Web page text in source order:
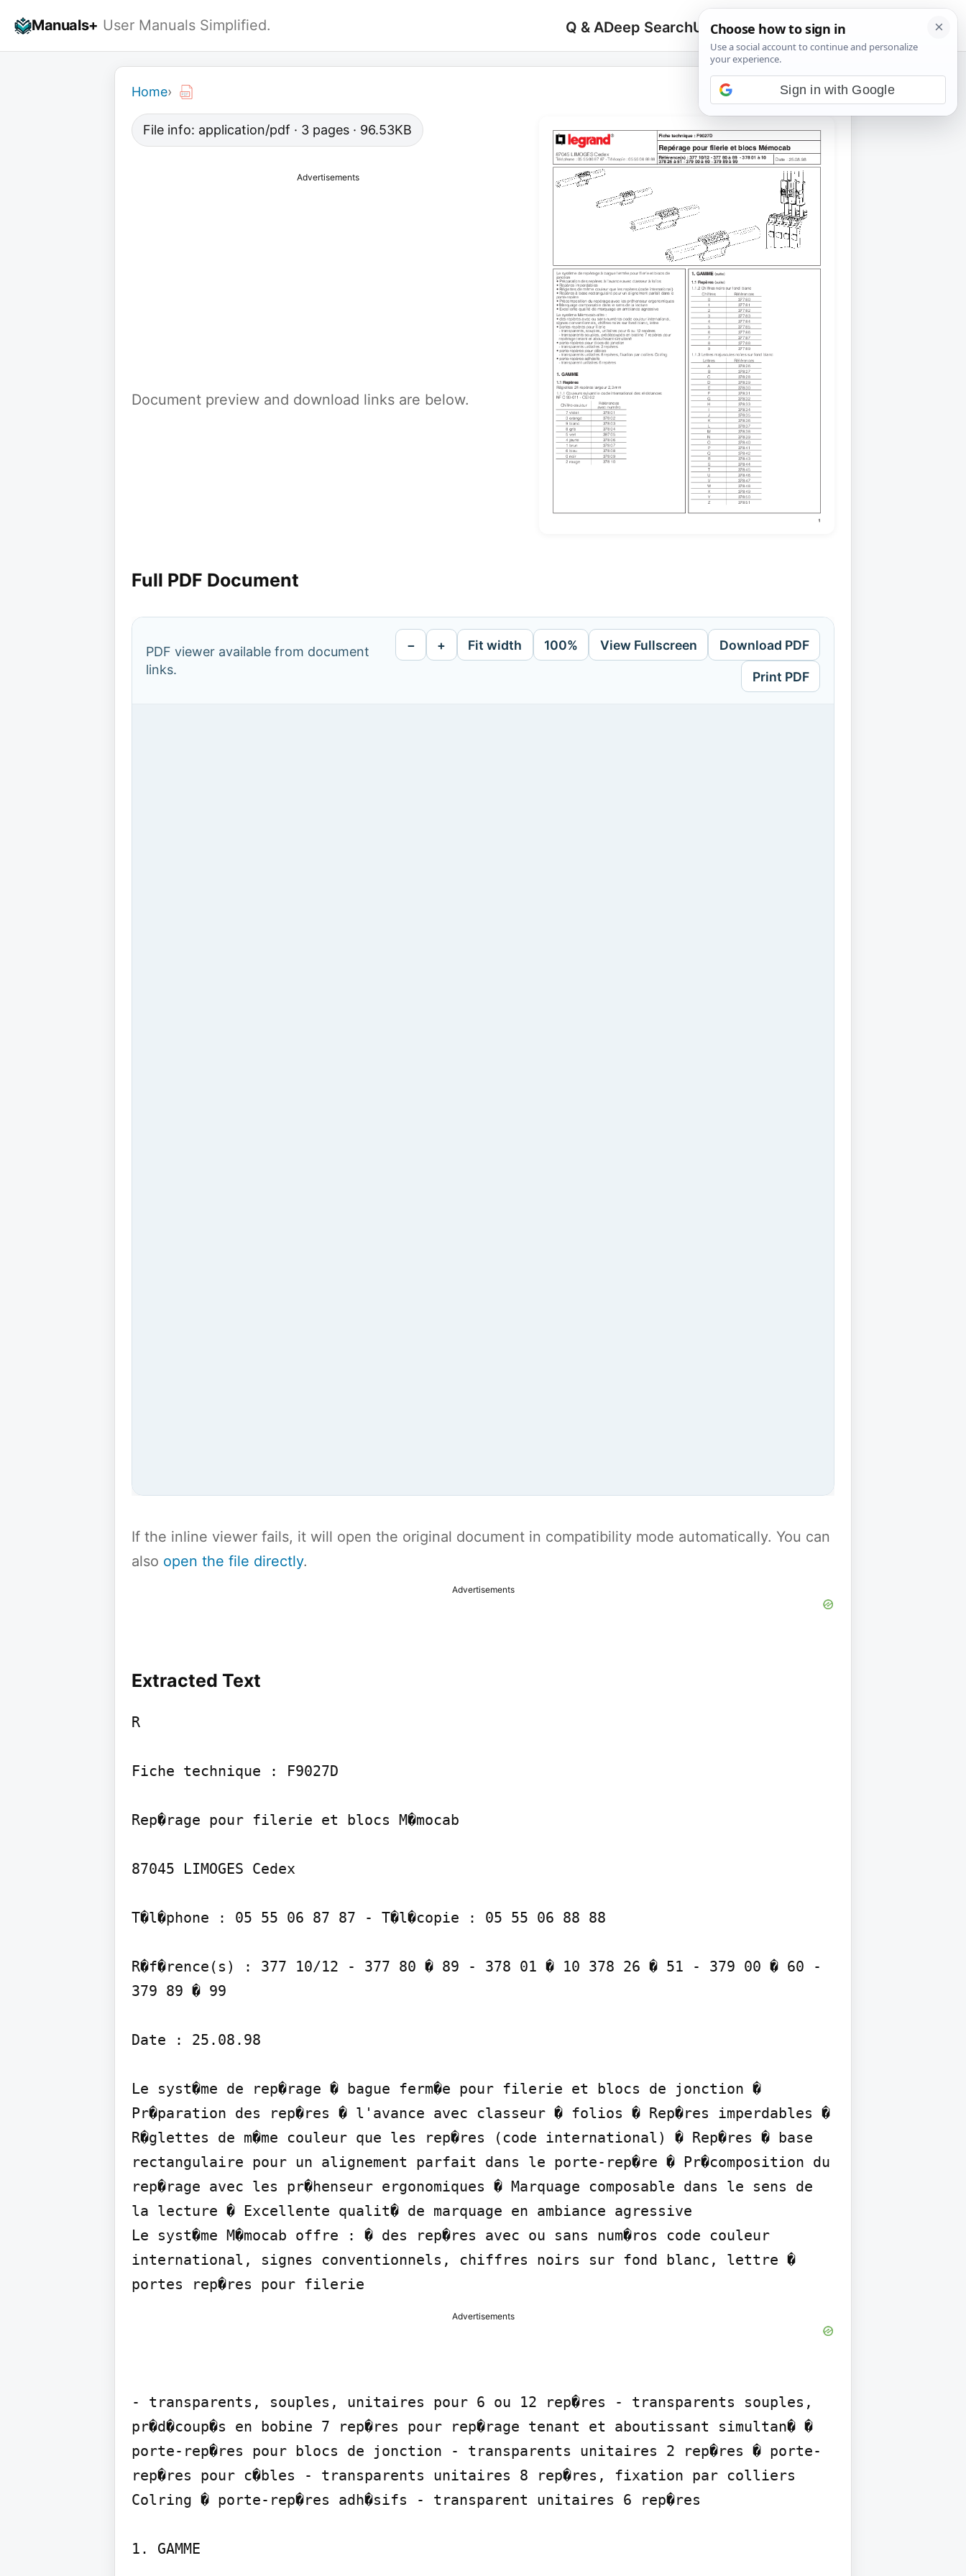
Manuals+ User Manuals Simplified. Q & ADeep SearchUpload
Search
for:
🔍
Home›
File info: application/pdf · 3 pages · 96.53KB
Advertisements
Document preview and download links are below.
Full PDF Document
PDF viewer available from document
links.
− + Fit width 100% View Fullscreen Download PDF
Print PDF
If the inline viewer fails, it will open the original document in compatibility mode automatically. You can
also open the file directly.
Advertisements
Extracted Text
R
Fiche technique : F9027D
Rep�rage pour filerie et blocs M�mocab
87045 LIMOGES Cedex
T�l�phone : 05 55 06 87 87 - T�l�copie : 05 55 06 88 88
R�f�rence(s) : 377 10/12 - 377 80 � 89 - 378 01 � 10 378 26 � 51 - 379 00 � 60 -
379 89 � 99
Date : 25.08.98
Le syst�me de rep�rage � bague ferm�e pour filerie et blocs de jonction �
Pr�paration des rep�res � l'avance avec classeur � folios � Rep�res imperdables �
R�glettes de m�me couleur que les rep�res (code international) � Rep�res � base
rectangulaire pour un alignement parfait dans le porte-rep�re � Pr�composition du
rep�rage avec les pr�henseur ergonomiques � Marquage composable dans le sens de
la lecture � Excellente qualit� de marquage en ambiance agressive
Le syst�me M�mocab offre : � des rep�res avec ou sans num�ros code couleur
international, signes conventionnels, chiffres noirs sur fond blanc, lettre �
portes rep�res pour filerie
Advertisements
- transparents, souples, unitaires pour 6 ou 12 rep�res - transparents souples,
pr�d�coup�s en bobine 7 rep�res pour rep�rage tenant et aboutissant simultan� �
porte-rep�res pour blocs de jonction - transparents unitaires 2 rep�res � porte-
rep�res pour c�bles - transparents unitaires 8 rep�res, fixation par colliers
Colring � porte-rep�res adh�sifs - transparent unitaires 6 rep�res
1. GAMME
Sign in with Google